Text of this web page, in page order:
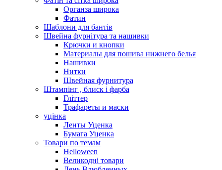
Органза широка
Фатин
Шаблони для бантів
Швейна фурнітура та нашивки
Крючки и кнопки
Материалы для пошива нижнего белья
Нашивки
Нитки
Швейная фурнитура
Штампінг , блиск і фарба
Гліттер
Трафареты и маски
уцінка
Ленты Уценка
Бумага Уценка
Товари по темам
Helloween
Великодні товари